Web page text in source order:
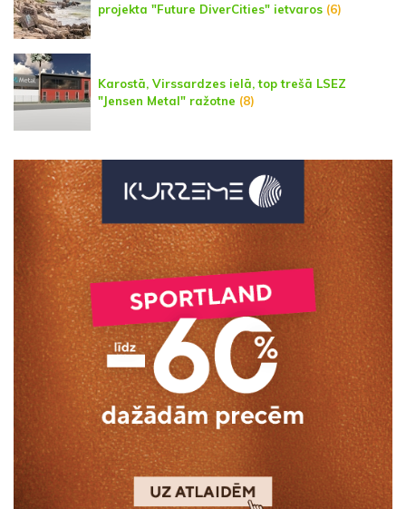
projekta "Future DiverCities" ietvaros (6)
Karostā, Virssardzes ielā, top trešā LSEZ
"Jensen Metal" ražotne (8)